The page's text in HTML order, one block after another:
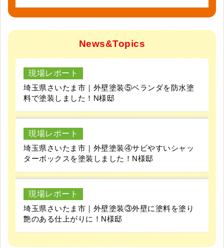
News&Topics
現場レポート
埼玉県さいたま市｜外壁塗装⑤ベランダを防水塗
料で塗装しました！N様邸
現場レポート
埼玉県さいたま市｜外壁塗装④サビやすいシャッ
ターボックスを塗装しました！N様邸
現場レポート
埼玉県さいたま市｜外壁塗装③外壁に塗料を塗り
艶のある仕上がりに！N様邸